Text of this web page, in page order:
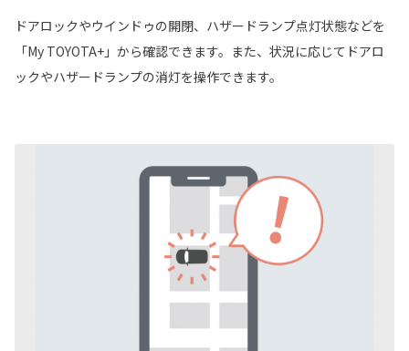
ドアロックやウインドゥの開閉、ハザードランプ点灯状態などを
「My TOYOTA+」から確認できます。また、状況に応じてドアロ
ックやハザードランプの消灯を操作できます。